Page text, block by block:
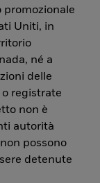
promozionale
Uniti, in
né a
delle
registrate
non è
autorità
possono
detenute